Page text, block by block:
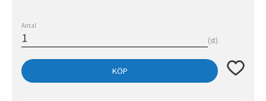
Antal
st
KÖP Lägg till